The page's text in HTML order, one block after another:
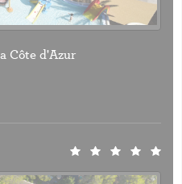
Côte d'Azur